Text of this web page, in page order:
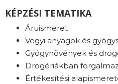
KÉPZÉSI TEMATIKA
Áruismeret
Vegyi anyagok és
Gyógynövények és
Drogériákban
Értékesítési